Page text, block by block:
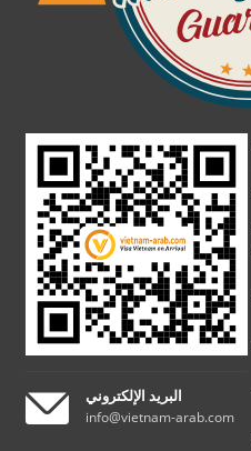
البريد الإلكتروني
info@vietnam-arab.com